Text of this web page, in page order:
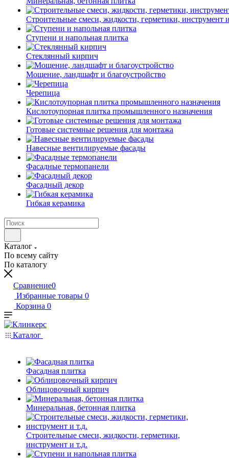
Строительные смеси, жидкости, герметики, инструмент
Ступени и напольная плитка
Cтеклянный кирпич
Мощение, ландшафт и благоустройство
Черепица
Кислотоупорная плитка промышленного назначения
Готовые системные решения для монтажа
Навесные вентилируемые фасады
Фасадные термопанели
Фасадный декор
Гибкая керамика
Каталог
По всему сайту
По каталогу
Сравнение0
Избранные товары 0
Корзина 0
Каталог
Фасадная плитка
Облицовочный кирпич
Минеральная, бетонная плитка
Строительные смеси, жидкости, герметики,
инструмент и т.д.